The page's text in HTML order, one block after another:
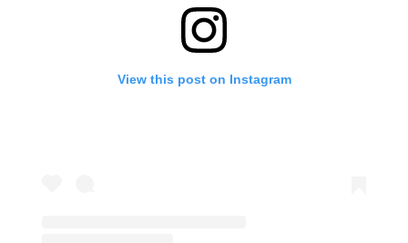
View this post on Instagram